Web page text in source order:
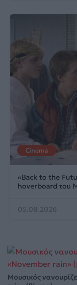
Cinema
«Back to the
hoverboard του
05.08.2026
Μουσικός